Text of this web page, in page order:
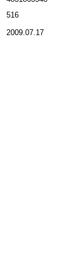
516
2009.07.17